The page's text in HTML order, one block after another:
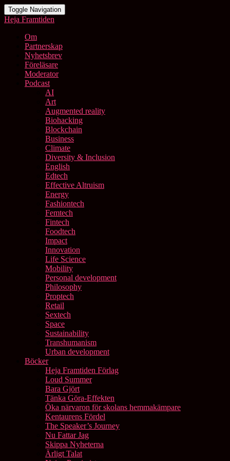
Toggle Navigation
Heja Framtiden
Om
Partnerskap
Nyhetsbrev
Föreläsare
Moderator
Podcast
AI
Art
Augmented reality
Biohacking
Blockchain
Business
Climate
Diversity & Inclusion
English
Edtech
Effective Altruism
Energy
Fashiontech
Femtech
Fintech
Foodtech
Impact
Innovation
Life Science
Mobility
Personal development
Philosophy
Proptech
Retail
Sextech
Space
Sustainability
Transhumanism
Urban development
Böcker
Heja Framtiden Förlag
Loud Summer
Bara Gjört
Tänka Göra-Effekten
Öka närvaron för skolans hemmakämpare
Kentaurens Fördel
The Speaker’s Journey
Nu Fattar Jag
Skippa Nyheterna
Ärligt Talat